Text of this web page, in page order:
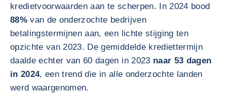
kredietvoorwaarden aan te scherpen. In 2024 bood
88% van de onderzochte bedrijven
betalingstermijnen aan, een lichte stijging ten
opzichte van 2023. De gemiddelde krediettermijn
daalde echter van 60 dagen in 2023 naar 53 dagen
in 2024, een trend die in alle onderzochte landen
werd waargenomen.